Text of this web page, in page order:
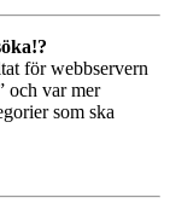
för webbservern
och var mer
som ska